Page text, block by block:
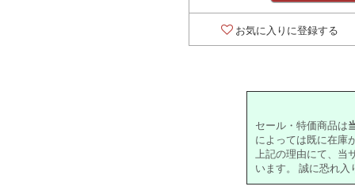
お気に入りに登録する
セール・特価商品は
によっては既に在庫
上記の理由にて、当
います。 誠に恐れ